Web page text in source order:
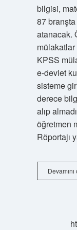
bilgisi,
87
atanacak.
mülakatlar
KPSS
e-devlet
sisteme
derece
alıp
öğretmen
Röportajı